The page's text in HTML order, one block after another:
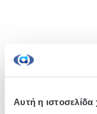
Αυτή η ιστοσελίδα
Δημητριακά
γεύση κακάο και